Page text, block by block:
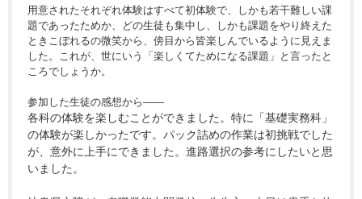
用意されたそれぞれ体験はすべて初体験で、しかも若干難しい課
題であったためか、どの生徒も集中し、しかも課題をやり終えた
ときこぼれるの微笑から、傍目から皆楽しんでいるように見えま
した。これが、世にいう「楽しくてためになる課題」と言ったと
ころでしょうか。
参加した生徒の感想から――
各科の体験を楽しむことができました。特に「基礎実務科」
の体験が楽しかったです。パック詰めの作業は初挑戦でした
が、意外に上手にできました。進路選択の参考にしたいと思
いました。